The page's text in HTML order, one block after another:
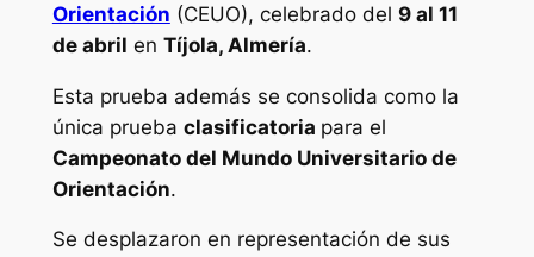
Orientación (CEUO), celebrado del 9 al 11
de abril en Tíjola, Almería.
Esta prueba además se consolida como la
única prueba clasificatoria para el
Campeonato del Mundo Universitario de
Orientación.
Se desplazaron en representación de sus